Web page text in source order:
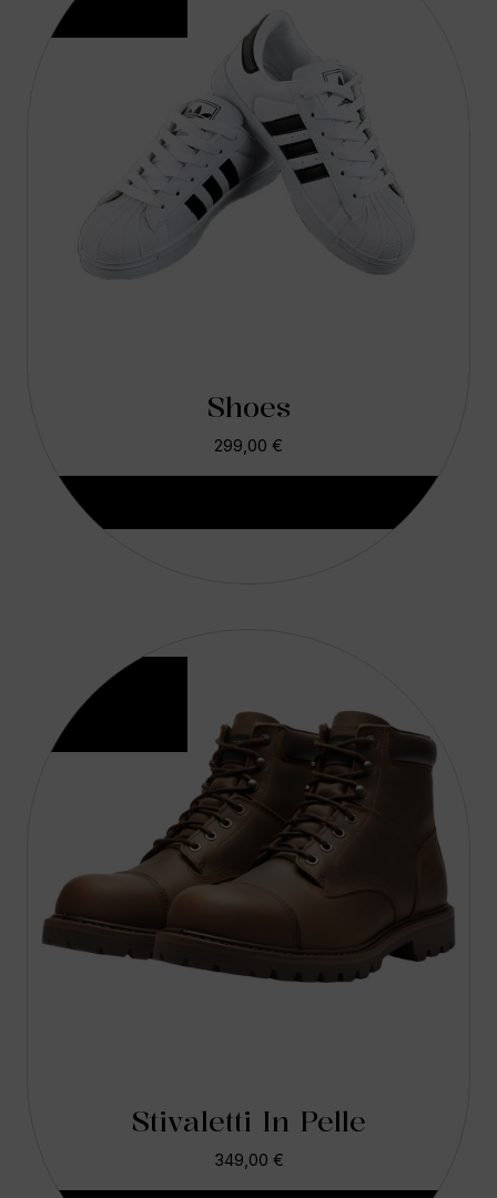
Shoes
299,00 €
Stivaletti In Pelle
349,00 €